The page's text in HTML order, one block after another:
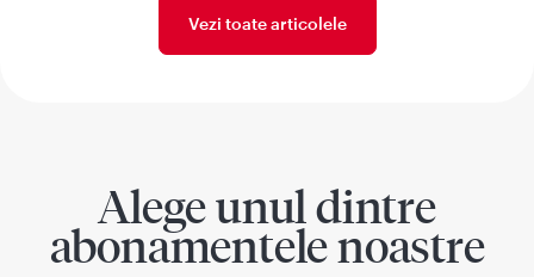
Vezi toate articolele
Alege unul dintre
abonamentele noastre